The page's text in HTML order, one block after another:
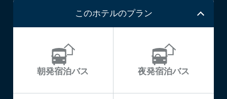
このホテルのプラン
朝発宿泊バス 夜発宿泊バス